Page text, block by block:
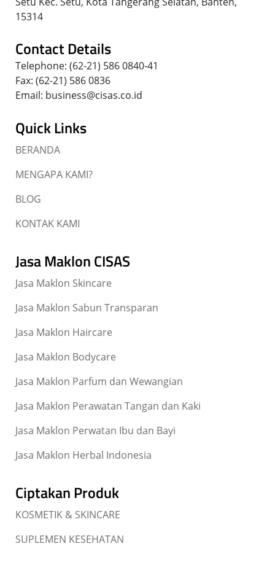
15314
Contact Details
Telephone: (62-21) 586 0840-41
Fax: (62-21) 586 0836
Email: business@cisas.co.id
Quick Links
BERANDA
MENGAPA KAMI?
BLOG
KONTAK KAMI
Jasa Maklon CISAS
Jasa Maklon Skincare
Jasa Maklon Sabun Transparan
Jasa Maklon Haircare
Jasa Maklon Bodycare
Jasa Maklon Parfum dan Wewangian
Jasa Maklon Perawatan Tangan dan Kaki
Jasa Maklon Perwatan Ibu dan Bayi
Jasa Maklon Herbal Indonesia
Ciptakan Produk
KOSMETIK & SKINCARE
SUPLEMEN KESEHATAN